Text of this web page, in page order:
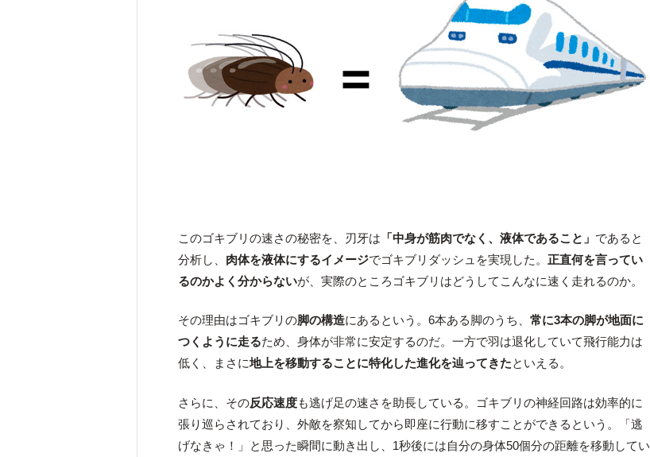
このゴキブリの速さの秘密を、刃牙は 「中身が筋肉でなく、液体であること」 であると
分析し、 肉体を液体にするイメージでゴキブリダッシュを実現した。正直何を言ってい
るのかよく分からないが、実際のところゴキブリはどうしてこんなに速く走れるのか。
その理由はゴキブリの脚の構造にあるという。6本ある脚のうち、常に3本の脚が地面に
つくように走るため、身体が非常に安定するのだ。一方で羽は退化していて飛行能力は
低く、まさに地上を移動することに特化した進化を辿ってきたといえる。
さらに、その反応速度も逃げ足の速さを助長している。ゴキブリの神経回路は効率的に
張り巡らされており、外敵を察知してから即座に行動に移すことができるという。「逃
げなきゃ！」と思った瞬間に動き出し、1秒後には自分の身体50個分の距離を移動してい